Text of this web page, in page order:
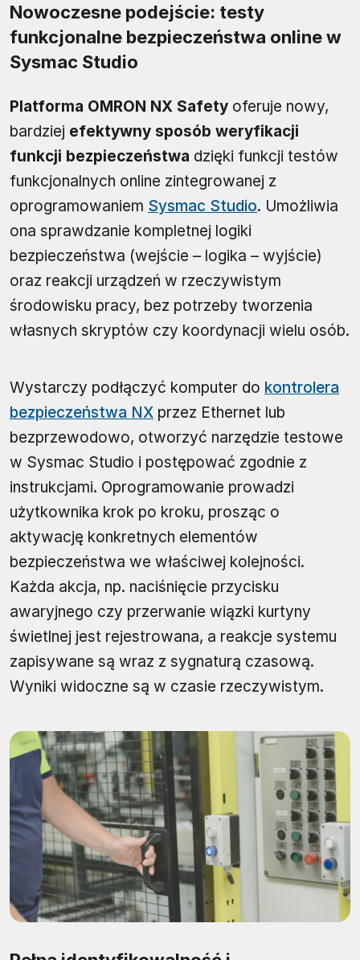
Nowoczesne podejście: testy
funkcjonalne bezpieczeństwa online w
Sysmac Studio
Platforma OMRON NX Safety oferuje nowy,
bardziej efektywny sposób weryfikacji
funkcji bezpieczeństwa dzięki funkcji testów
funkcjonalnych online zintegrowanej z
oprogramowaniem Sysmac Studio. Umożliwia
ona sprawdzanie kompletnej logiki
bezpieczeństwa (wejście – logika – wyjście)
oraz reakcji urządzeń w rzeczywistym
środowisku pracy, bez potrzeby tworzenia
własnych skryptów czy koordynacji wielu osób.
Wystarczy podłączyć komputer do kontrolera
bezpieczeństwa NX przez Ethernet lub
bezprzewodowo, otworzyć narzędzie testowe
w Sysmac Studio i postępować zgodnie z
instrukcjami. Oprogramowanie prowadzi
użytkownika krok po kroku, prosząc o
aktywację konkretnych elementów
bezpieczeństwa we właściwej kolejności.
Każda akcja, np. naciśnięcie przycisku
awaryjnego czy przerwanie wiązki kurtyny
świetlnej jest rejestrowana, a reakcje systemu
zapisywane są wraz z sygnaturą czasową.
Wyniki widoczne są w czasie rzeczywistym.